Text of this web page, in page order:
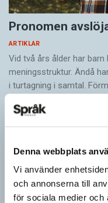
Denna webbplats
Vi använder
och annonserna till
för sociala medier och
Pronomen
ARTIKLAR
Vid två års ålder har
meningsstruktur. Ändå
i turtagning i samtal.